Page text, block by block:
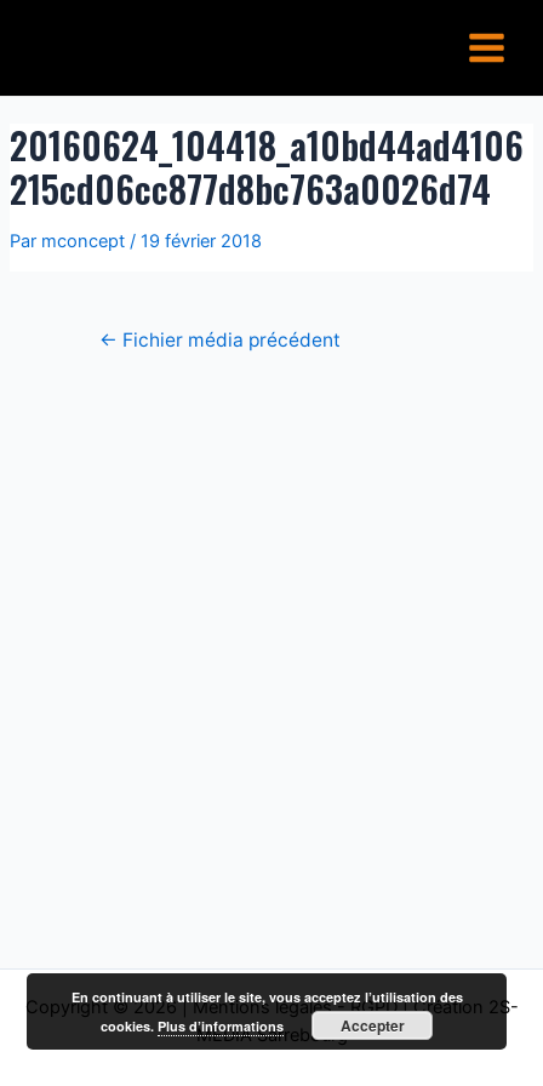
Menu
20160624_104418_a10bd44ad4106
215cd06cc877d8bc763a0026d74
Par mconcept / 19 février 2018
← Fichier média précédent
Copyright © 2026 |Mentions légales - RGPD|Création 2S-
MEDIA Sarrebourg
En continuant à utiliser le site, vous acceptez l’utilisation des
cookies.Plus d’informations Accepter